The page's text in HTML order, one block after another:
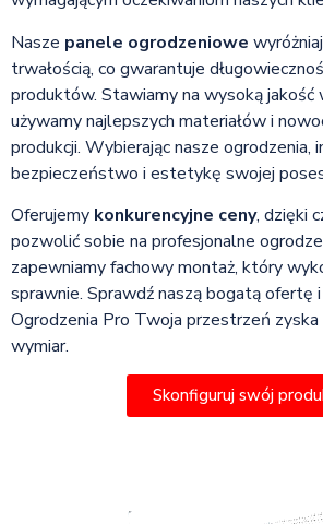
Nasze panele ogrodzeniowe
trwałością, co gwarantuje
produktów. Stawiamy na wysoką jakość
używamy najlepszych materiałów i
produkcji. Wybierając nasze ogrodzenia,
bezpieczeństwo i estetykę swojej
Oferujemy konkurencyjne ceny, dzięki
pozwolić sobie na profesjonalne
zapewniamy fachowy montaż, który
sprawnie. Sprawdź naszą bogatą ofertę
Ogrodzenia Pro Twoja przestrzeń
wymiar.
Skonfiguruj swój